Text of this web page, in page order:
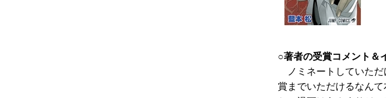
○著者の受賞コメント＆
ノミネートしていただ
賞までいただけるなん